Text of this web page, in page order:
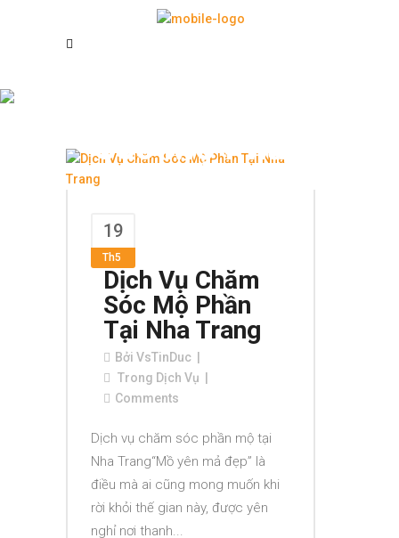
Sóc Mộ Phần
19
Th5
Dịch Vụ Chăm
Sóc Mộ Phần
Tại Nha Trang
Bởi VsTinDuc
Trong Dịch Vụ
Comments
Dịch vụ chăm sóc phần mộ tại
Nha Trang“Mồ yên mả đẹp” là
điều mà ai cũng mong muốn khi
rời khỏi thế gian này, được yên
nghỉ nơi thanh...